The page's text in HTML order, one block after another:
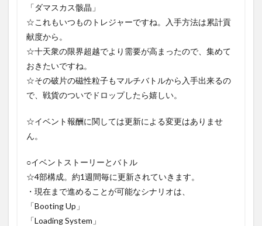
「ダマスカス骸晶」
☆これもいつものトレジャーですね。入手方法は累計貢
献度から。
☆十天衆の限界超越でより需要が高まったので、集めて
おきたいですね。
☆その破片の磁性粒子もマルチバトルから入手出来るの
で、戦貨のついでドロップしたら嬉しい。
☆イベント報酬に関しては更新による変更はありませ
ん。
○イベントストーリーとバトル
☆4部構成。約1週間毎に更新されていきます。
・現在まで進めることが可能なシナリオは、
「Booting Up」
「Loading System」